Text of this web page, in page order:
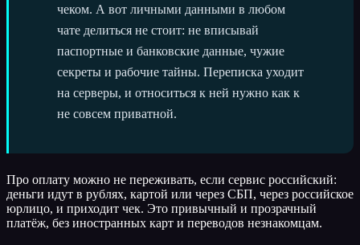
чеком. А вот личными данными в любом
чате делиться не стоит: не вписывай
паспортные и банковские данные, чужие
секреты и рабочие тайны. Переписка уходит
на серверы, и относиться к ней нужно как к
не совсем приватной.
Про оплату можно не переживать, если сервис российский:
деньги идут в рублях, картой или через СБП, через российское
юрлицо, и приходит чек. Это привычный и прозрачный
платёж, без иностранных карт и переводов незнакомцам.